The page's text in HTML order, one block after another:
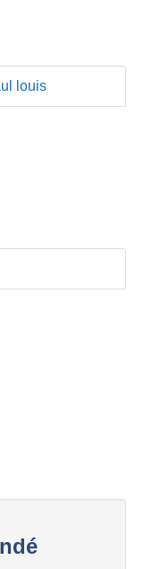
louis